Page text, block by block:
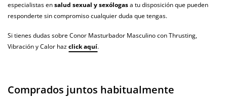
especialistas ensalud sexual y sexólogasa tu disposición que pueden
responderte sin compromiso cualquier duda que tengas.
Si tienes dudas sobre Conor Masturbador Masculino con Thrusting,
Vibración y Calor hazclick aquí.
Comprados juntos habitualmente